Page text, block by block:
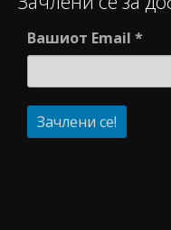
Зачлени се за
Вашиот Email *